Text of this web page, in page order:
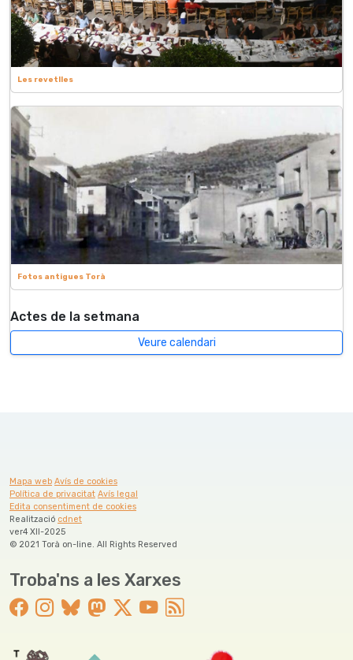
Les revetlles
Fotos antigues Torà
Actes de la setmana
Veure calendari
Mapa web Avís de cookies
Política de privacitat Avís legal
Edita consentiment de cookies
Realització cdnet
ver4 XII-2025
© 2021 Torà on-line. All Rights Reserved
Troba'ns a les Xarxes